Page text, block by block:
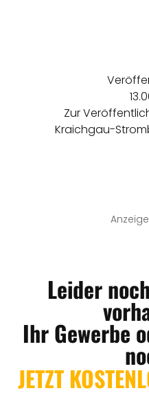
Zur
Kraichgau-
Leider
Ihr Gewerbe
JETZT